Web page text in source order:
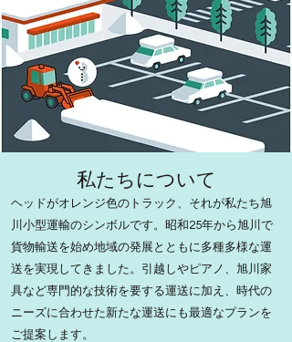
​私たちについて
ヘッドがオレンジ色のトラック、それが私たち旭
川小型運輸のシンボルです。 昭和25年から旭川で
貨物輸送を始め地域の発展とともに多種多様な運
送を実現してきました。 引越しやピアノ、旭川家
具など専門的な技術を要する運送に加え、時代の
ニーズに合わせた新たな運送にも最適なプランを
ご提案します。